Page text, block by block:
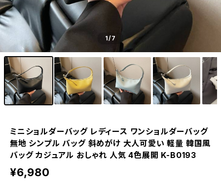
1/7
ミニショルダーバッグ レディース ワンショルダーバッグ
無地 シンプル バッグ 斜めがけ 大人可愛い 軽量 韓国風
バッグ カジュアル おしゃれ 人気 4色展開 K-B0193
¥6,980